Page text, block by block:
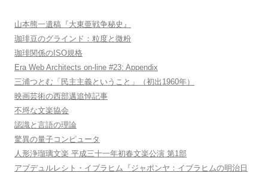
山本熊一遺稿『大東亜戦争秘史』
珈琲豆のグラインド：粒度と微粉
珈琲関係のISO規格
Era Web Architects on-line #23: Appendix
三浦つとむ「民主主義ということ」（初出1960年）
映画芸術の西部邁追悼記事
不埒な文楽協会
認識と言語の理論
驚異の量子コンピュータ
人形浄瑠璃文楽 平成三十一年初春文楽公演 第1部
アブデュルレシト・イブラヒム『ジャポンヤ：イブラヒムの明治日